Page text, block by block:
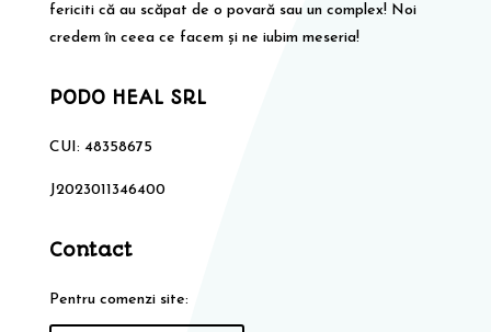
fericiti că au scăpat de o povară sau un complex! Noi
credem în ceea ce facem și ne iubim meseria!
PODO HEAL SRL
CUI: 48358675
J2023011346400
Contact
Pentru comenzi site: